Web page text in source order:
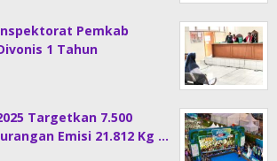
Pemkab
1 Tahun
Targetkan 7.500
Emisi 21.812 Kg …